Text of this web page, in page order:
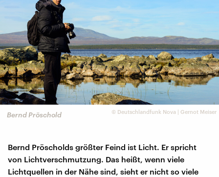
© Deutschlandfunk Nova | Gernot Meiser
Bernd Pröschold
Bernd Pröscholds größter Feind ist Licht. Er spricht
von Lichtverschmutzung. Das heißt, wenn viele
Lichtquellen in der Nähe sind, sieht er nicht so viele